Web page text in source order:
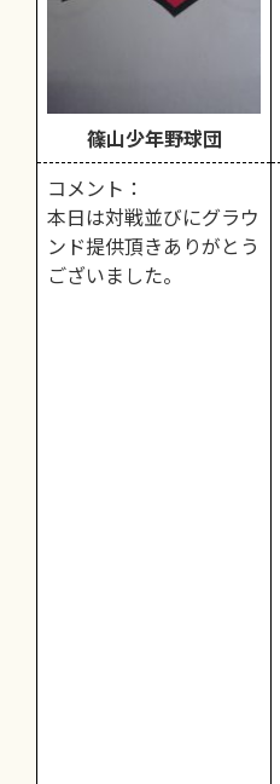
篠山少年野球団
コメント：
本日は対戦並びにグラウ
ンド提供頂きありがとう
ございました。